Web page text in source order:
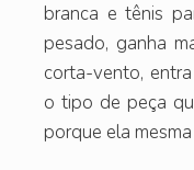
branca e tênis
pesado, ganha
corta-vento,
o tipo de peça
porque ela